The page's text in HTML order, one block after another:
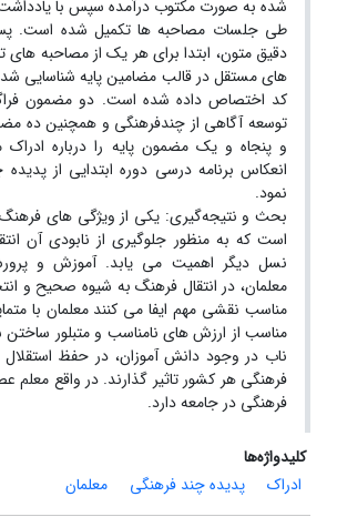
شده به صورت مکتوب درآمده سپس با
طی جلسات مصاحبه ها تکمیل شده است. پس
دقیق متون، ابتدا برای هر یک از مصاحبه های
های مستقل در قالب مضامین پایه شناسایی
کد اختصاص داده شده است. دو مضمون
توسعه آگاهی از چندفرهنگی و همچنین ده
و پنجاه و یک مضمون پایه را درباره ادراک
انعکاس برنامه درسی دوره ابتدایی از
نمود.
بحث و نتیجه‌گیری: یکی از ویژگی های
است که به منظور جلوگیری از نابودی آن
نسل دیگر اهمیت می یابد. آموزش و
معلمان، در انتقال فرهنگ به شیوه صحیح و
مناسب نقشی مهم ایفا می کنند معلمان با
مناسب از ارزش های نامناسب و متبلور ساختن
ناب در وجود دانش آموزان، در حفظ
فرهنگی هر کشور تاثیر گذارند. در واقع معلم
فرهنگی در جامعه دارد.
کلیدواژه‌ها
ادراک
پدیده چند فرهنگی معلمان